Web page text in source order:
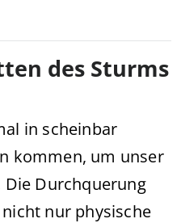
des Sturms
in scheinbar
kommen, um unser
Die Durchquerung
nur physische